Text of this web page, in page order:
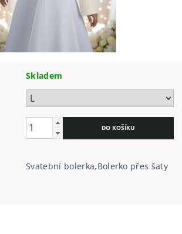
Skladem
Svatební bolerka,Bolerko přes šaty